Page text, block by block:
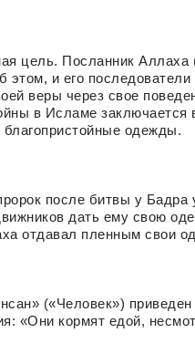
цель. Посланник Аллаха
этом, и его
веры через свое
в Исламе заключается
одежды.
после битвы у Бадра
дать ему свою
отдавал пленным свои
(«Человек»)
«Они кормят едой,